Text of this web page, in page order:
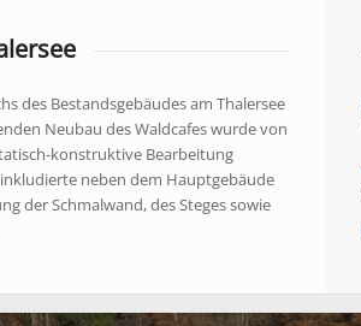
des Bestandsgebäudes am Thalersee
Neubau des Waldcafes wurde von
konstruktive Bearbeitung
neben dem Hauptgebäude
der Schmalwand, des Steges sowie